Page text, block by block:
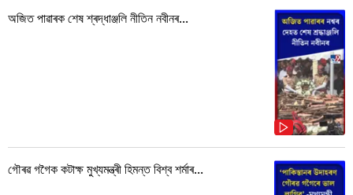
অজিত পাৱাৰক শেষ শ্ৰদ্ধাঞ্জলি নীতিন নবীনৰ...
গৌৰৱ গগৈক কটাক্ষ মুখ্যমন্ত্ৰী হিমন্ত বিশ্ব শৰ্মাৰ...